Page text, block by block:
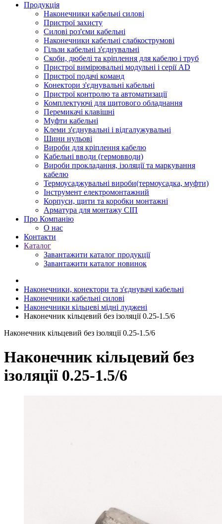
Продукція
Наконечники кабельні силові
Пристрої захисту
Силові роз'єми кабельні
Наконечники кабельні слабкострумові
Гільзи кабельні з'єднувальні
Скоби, дюбелі та кріплення для кабелю і труб
Пристрої вимірювальні модульні і серії AD
Пристрої подачі команд
Конектори з'єднувальні кабельні
Пристрої контролю та автоматизації
Комплектуючі для щитового обладнання
Перемикачі клавішні
Муфти кабельні
Клеми з'єднувальні і відгалужувальні
Шини нульові
Вироби для кріплення кабелю
Кабельні вводи (гермовводи)
Вироби прокладання, iзоляції та маркування
кабелю
Термоусаджувальні вироби(термоусадка, муфти)
Інструмент електромонтажний
Корпуси, щити та коробки монтажні
Арматура для монтажу СІП
Про Компанію
О нас
Контакти
Каталог
Завантажити каталог продукції
Завантажити каталог новинок
Наконечники, конектори та з'єднувачі кабельні
Наконечники кабельні силові
Наконечники кільцеві мідні луджені
Наконечник кільцевий без ізоляції 0.25-1.5/6
Наконечник кільцевий без ізоляції 0.25-1.5/6
Наконечник кільцевий без
ізоляції 0.25-1.5/6